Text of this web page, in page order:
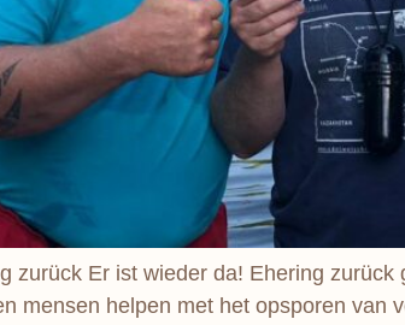
zurück Er ist wieder da! Ehering
mensen helpen met het opsporen